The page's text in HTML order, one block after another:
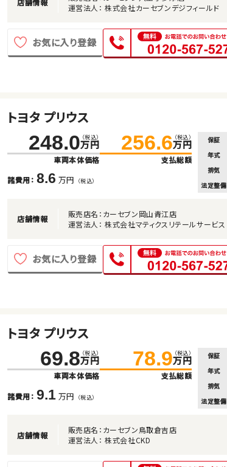
店舗情報
運営法人： 株式会社カーセブンデジフィールド
お気に入り登録
トヨタ プリウス
248.0 （税込）
万円
車両本体価格
256.6 （税込）
万円
支払総額
諸費用： 8.6 万円 （税込）
保証
年式
排気
法定整備
店舗情報
販売店名：カーセブン岡山青江店
運営法人： 株式会社マティクスリテールサービス
お気に入り登録
トヨタ プリウス
69.8 （税込）
万円
車両本体価格
78.9 （税込）
万円
支払総額
諸費用： 9.1 万円 （税込）
保証
年式
排気
法定整備
店舗情報
販売店名：カーセブン鳥取倉吉店
運営法人： 株式会社CKD